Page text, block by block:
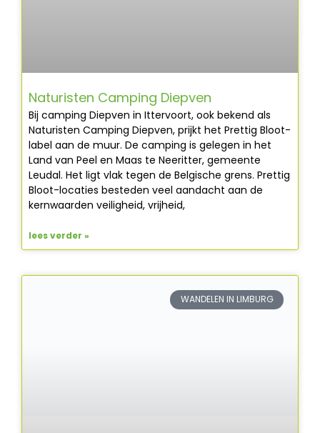
Naturisten Camping Diepven
Bij camping Diepven in Ittervoort, ook bekend als
Naturisten Camping Diepven, prijkt het Prettig Bloot-
label aan de muur. De camping is gelegen in het
Land van Peel en Maas te Neeritter, gemeente
Leudal. Het ligt vlak tegen de Belgische grens. Prettig
Bloot-locaties besteden veel aandacht aan de
kernwaarden veiligheid, vrijheid,
lees verder »
WANDELEN IN LIMBURG